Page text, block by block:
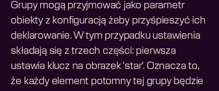
Grupy mogą przyjmować jako parametr
obiekty z konfiguracją żeby przyśpieszyć ich
deklarowanie. W tym przypadku ustawienia
składają się z trzech części: pierwsza
ustawia klucz na obrazek 'star'. Oznacza to,
że każdy element potomny tej grupy będzie